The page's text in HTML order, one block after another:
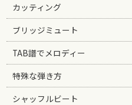
カッティング
ブリッジミュート
TAB譜でメロディー
特殊な弾き方
シャッフルビート